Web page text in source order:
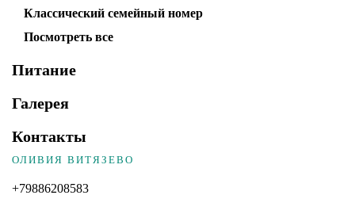
Классический семейный номер
Посмотреть все
Питание
Галерея
Контакты
ОЛИВИЯ ВИТЯЗЕВО
+79886208583